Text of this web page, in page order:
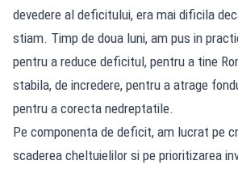
devedere al deficitului, era mai dificila
stiam. Timp de doua luni, am pus in
pentru a reduce deficitul, pentru a tine
stabila, de incredere, pentru a atrage
pentru a corecta nedreptatile.
Pe componenta de deficit, am lucrat pe
scaderea cheltuielilor si pe prioritizarea